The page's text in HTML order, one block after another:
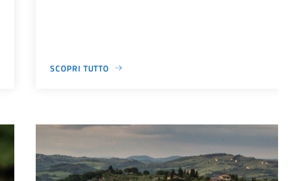
SCOPRI TUTTO